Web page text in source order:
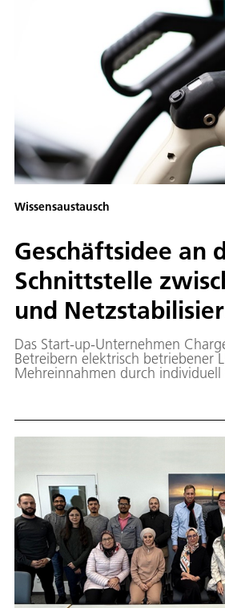
Wissensaustausch
Geschäftsidee an
Schnittstelle
und
Das Start-up-Unternehmen
Betreibern elektrisch betriebener
Mehreinnahmen durch individuell